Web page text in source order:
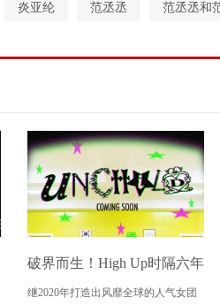
炎亚纶 范丞丞 范丞丞和
破界而生！High Up时隔六年
再出王牌 新女团UNCHILD
继2020年打造出风靡全球的人气女团